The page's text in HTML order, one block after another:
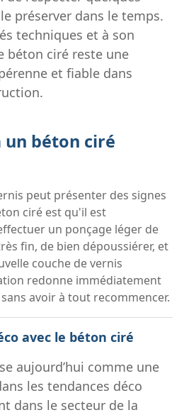
préserver dans le temps.
techniques et à son
béton ciré reste une
et fiable dans
un béton ciré
peut présenter des signes
ciré est qu'il est
un ponçage léger de
fin, de bien dépoussiérer, et
couche de vernis
redonne immédiatement
avoir à tout recommencer.
avec le béton ciré
aujourd’hui comme une
les tendances déco
dans le secteur de la